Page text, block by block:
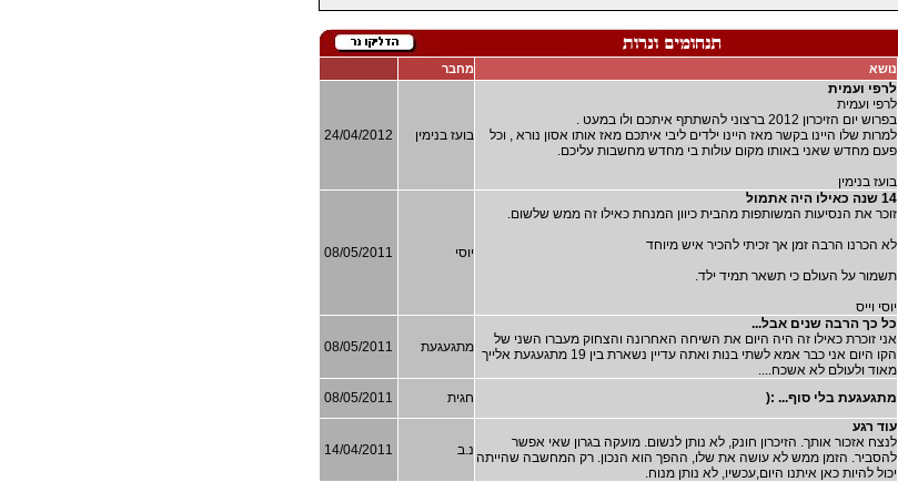
נושא מחבר
לרפי ועמית
לרפי ועמית
בפרוש יום הזיכרון 2012 ברצוני להשתתף איתכם ולו במעט .
למרות שלו היינו בקשר מאז היינו ילדים ליבי איתכם מאז אותו אסון נורא , וכל
פעם מחדש שאני באותו מקום עולות בי מחדש מחשבות עליכם.
בועז בנימין
בועז בנימין 24/04/2012
14 שנה כאילו היה אתמול
זוכר את הנסיעות המשותפות מהבית כיוון המנחת כאילו זה ממש שלשום.
לא הכרנו הרבה זמן אך זכיתי להכיר איש מיוחד
תשמור על העולם כי תשאר תמיד ילד.
יוסי וייס
יוסי 08/05/2011
כל כך הרבה שנים אבל...
אני זוכרת כאילו זה היה היום את השיחה האחרונה והצחוק מעברו השני של
הקו היום אני כבר אמא לשתי בנות ואתה עדיין נשארת בין 19 מתגעגעת אלייך
מאוד ולעולם לא אשכח....
מתגעגעת 08/05/2011
מתגעגעת בלי סוף... :( חגית
08/05/2011
עוד רגע
לנצח אזכור אותך. הזיכרון חונק, לא נותן לנשום. מועקה בגרון שאי אפשר
להסביר. הזמן ממש לא עושה את שלו, ההפך הוא הנכון. רק המחשבה שהייתה
יכול להיות כאן איתנו היום,עכשיו, לא נותן מנוח.
נ.ב 14/04/2011